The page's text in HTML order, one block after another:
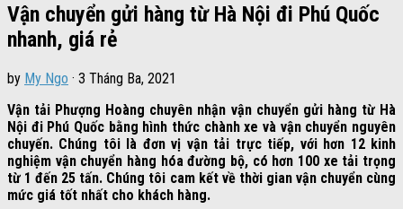
Vận chuyển gửi hàng từ Hà Nội đi Phú Quốc
nhanh, giá rẻ
by My Ngo · 3 Tháng Ba, 2021
Vận tải Phượng Hoàng chuyên nhận vận chuyển gửi hàng từ Hà
Nội đi Phú Quốc bằng hình thức chành xe và vận chuyển nguyên
chuyến. Chúng tôi là đơn vị vận tải trực tiếp, với hơn 12 kinh
nghiệm vận chuyển hàng hóa đường bộ, có hơn 100 xe tải trọng
từ 1 đến 25 tấn. Chúng tôi cam kết về thời gian vận chuyển cùng
mức giá tốt nhất cho khách hàng.